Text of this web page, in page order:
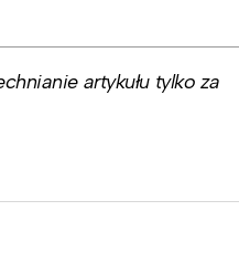
artykułu tylko za